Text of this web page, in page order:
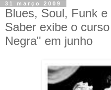
31 março 2009
Blues, Soul, Funk
Saber exibe o
Negra" em junho